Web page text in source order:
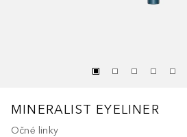
MINERALIST EYELINER
Očné linky